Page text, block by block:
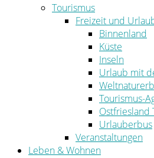
Tourismus
Freizeit und
Binnenland
Küste
Inseln
Urlaub mit
Tourismus-
Ostfriesland
Urlauberbus
Veranstaltungen
Leben & Wohnen